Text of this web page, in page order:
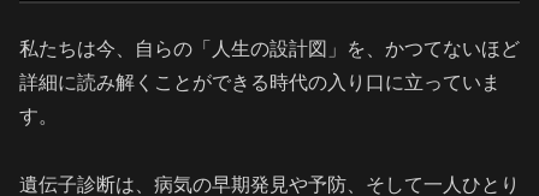
私たちは今、自らの「人生の設計図」を、かつてないほど
詳細に読み解くことができる時代の入り口に立っていま
す。
遺伝子診断は、病気の早期発見や予防、そして一人ひとり